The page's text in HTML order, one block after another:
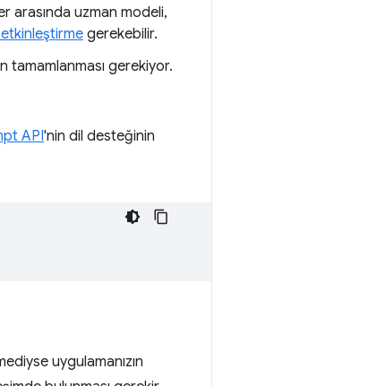
arasında uzman modeli,
etkinleştirme gerekebilir.
tamamlanması gerekiyor.
API'nin dil desteğinin
uygulamanızın